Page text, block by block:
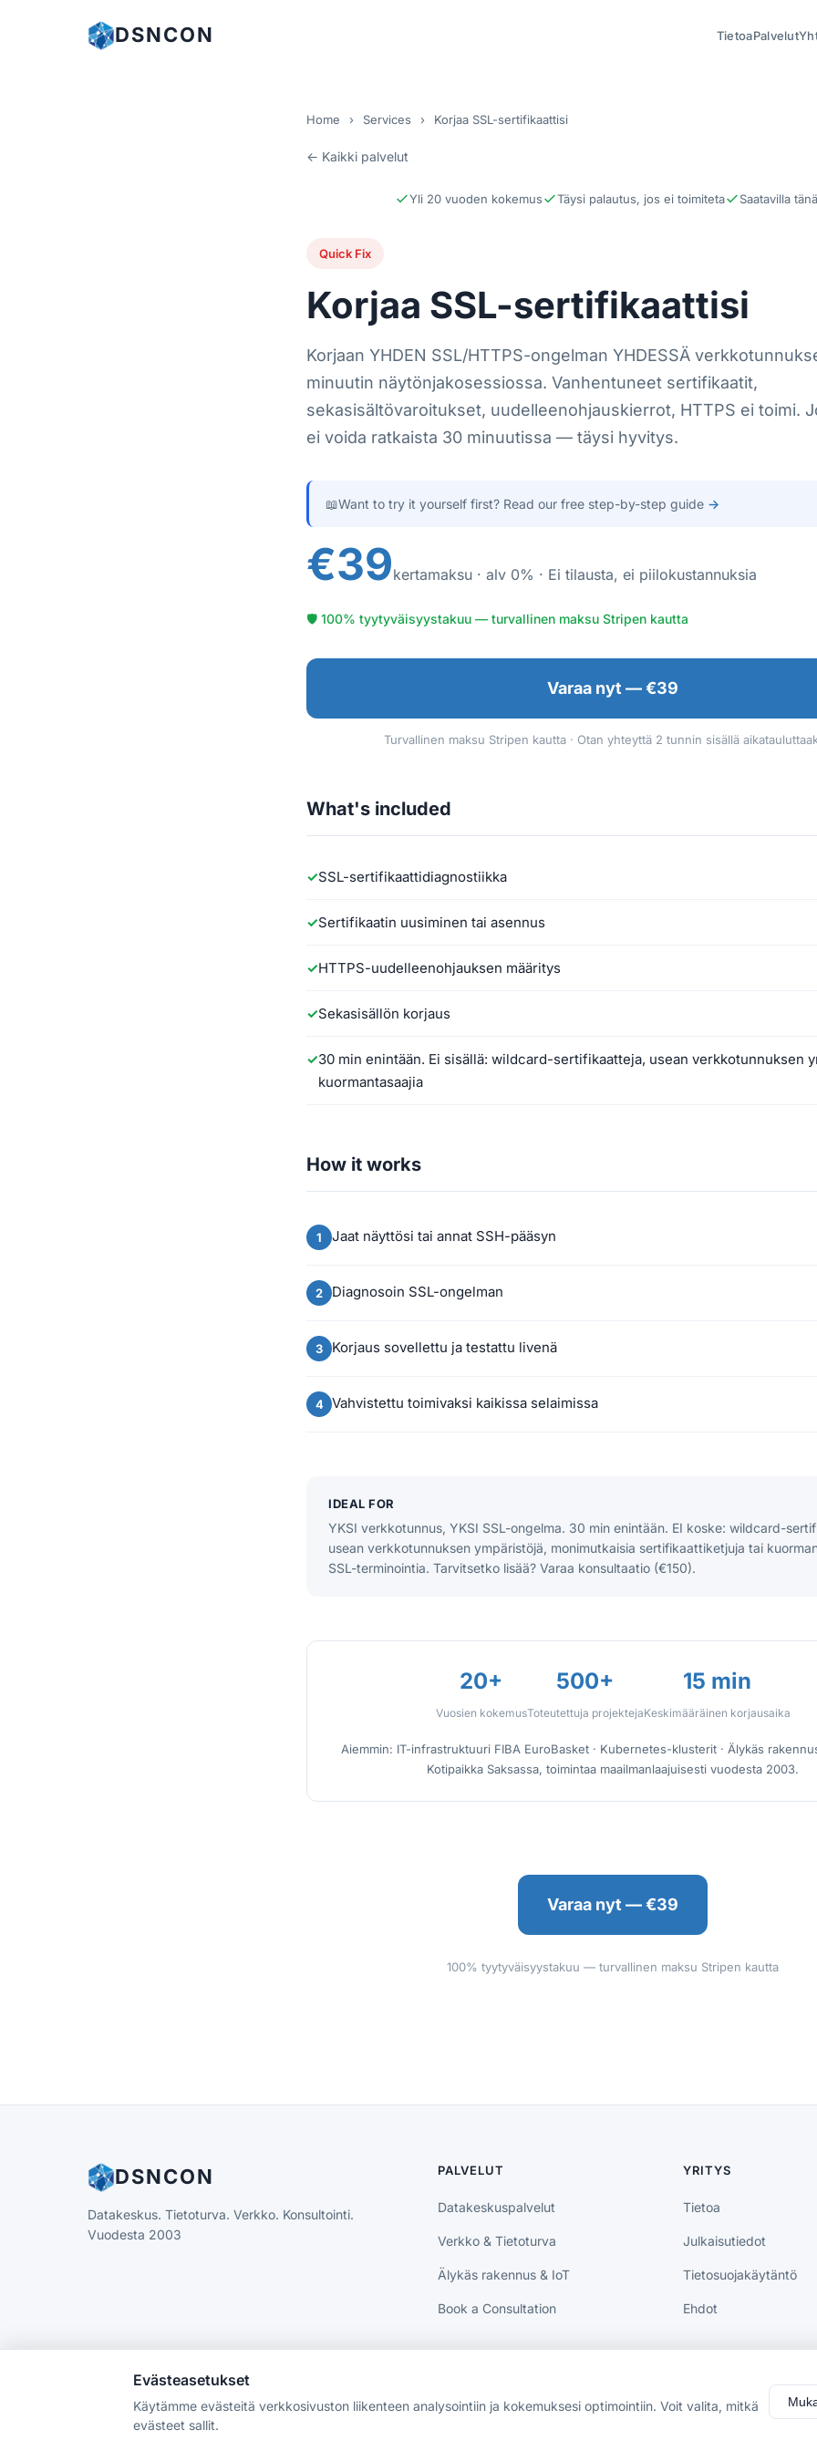
DSNCON TietoaPalvelut
Home › Services › Korjaa SSL-sertifikaattisi
← Kaikki palvelut
Yli 20 vuoden kokemus Täysi palautus, jos ei toimiteta Saatavilla
Quick Fix
Korjaa SSL-sertifikaattisi
Korjaan YHDEN SSL/HTTPS-ongelman YHDESSÄ
minuutin näytönjakosessiossa. Vanhentuneet sertifikaatit,
sekasisältövaroitukset, uudelleenohjauskierrot, HTTPS ei toimi.
ei voida ratkaista 30 minuutissa — täysi hyvitys.
📖Want to try it yourself first? Read our free step-by-step guide →
€39kertamaksu · alv 0% · Ei tilausta, ei piilokustannuksia
🛡 100% tyytyväisyystakuu — turvallinen maksu Stripen kautta
Varaa nyt — €39
Turvallinen maksu Stripen kautta · Otan yhteyttä 2 tunnin sisällä
What's included
SSL-sertifikaattidiagnostiikka
Sertifikaatin uusiminen tai asennus
HTTPS-uudelleenohjauksen määritys
Sekasisällön korjaus
30 min enintään. Ei sisällä: wildcard-sertifikaatteja, usean verkkotunnuksen
kuormantasaajia
How it works
Jaat näyttösi tai annat SSH-pääsyn
Diagnosoin SSL-ongelman
Korjaus sovellettu ja testattu livenä
Vahvistettu toimivaksi kaikissa selaimissa
IDEAL FOR
YKSI verkkotunnus, YKSI SSL-ongelma. 30 min enintään. EI koske: wildcard-
usean verkkotunnuksen ympäristöjä, monimutkaisia sertifikaattiketjuja tai
SSL-terminointia. Tarvitsetko lisää? Varaa konsultaatio (€150).
20+
Vuosien kokemus
500+
Toteutettuja projekteja
15 min
Keskimääräinen korjausaika
Aiemmin: IT-infrastruktuuri FIBA EuroBasket · Kubernetes-klusterit · Älykäs
Kotipaikka Saksassa, toimintaa maailmanlaajuisesti vuodesta 2003.
Varaa nyt — €39
100% tyytyväisyystakuu — turvallinen maksu Stripen kautta
DSNCON
Datakeskus. Tietoturva. Verkko. Konsultointi.
Vuodesta 2003
PALVELUT
Datakeskuspalvelut
Verkko & Tietoturva
Älykäs rakennus & IoT
Book a Consultation
YRITYS
Tietoa
Julkaisutiedot
Tietosuojakäytäntö
Ehdot
© 2003 — 2026 DSNCON GmbH. Kaikki oikeudet pidätetty.
Evästeasetukset
Käytämme evästeitä verkkosivuston liikenteen analysointiin ja kokemuksesi optimointiin. Voit valita, mitkä
evästeet sallit.